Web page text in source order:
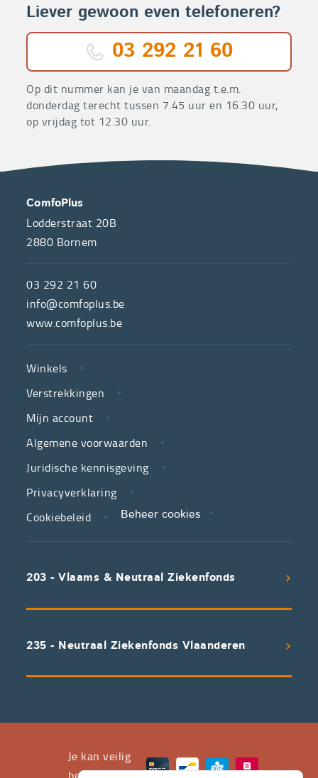
Liever gewoon even telefoneren?
03 292 21 60
Op dit nummer kan je van maandag t.e.m.
donderdag terecht tussen 7.45 uur en 16.30 uur,
op vrijdag tot 12.30 uur.
OVER
ONS
de
hulpmiddelenwinkel
van
neutrale
ziekenfondsen,
is
partner
in
zorg.
We
voorwaarden
uitstekend
waarvan
CONTACT
ComfoPlus
Lodderstraat 20B
2880 Bornem
03 292 21 60
info@comfoplus.be
www.comfoplus.be
LINKS
Winkels
Verstrekkingen
Mijn account
Algemene voorwaarden
Juridische kennisgeving
Privacyverklaring
Cookiebeleid
Beheer cookies
203 - Vlaams & Neutraal Ziekenfonds
235 - Neutraal Ziekenfonds Vlaanderen
Je kan veilig